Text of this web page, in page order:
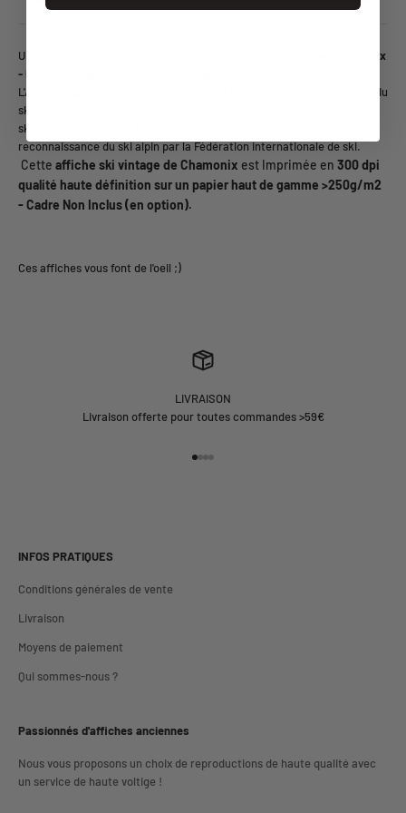
Une reproduction haute définition de l'
affiche de ski vintage "Chamonix
- Kandahar" de 1948 de Gaston Gorde.
L'Arlberg-
(AK) est une épreuve très importante de l'histoire du
ski alpin, créée en 1928 en Autriche à Sankt Anton am Arlberg, par les
skieurs Arnold Lunn et Hennes Schneider. Elle est à l'origine de la
reconnaissance du ski alpin par la Fédération internationale de ski.
Cette affiche ski vintage de Chamonix est Imprimée en 300 dpi
qualité haute définition sur un papier haut de gamme >250g/m2
- Cadre Non Inclus (en option).
LIVRAISON
Livraison offerte pour toutes commandes >59€
INFOS PRATIQUES
Conditions générales de vente
Livraison
Moyens de paiement
Qui sommes-nous ?
Passionnés d'affiches anciennes
Nous vous proposons un choix de reproductions de haute qualité avec
un service de haute voltige !